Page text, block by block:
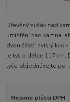
Dřevěný sušák nad
umístění nad kamna,
dvou částí: svislý kus
je tyč o délce 117 cm.
tyče objednávejte po
Nejsme plátci DPH